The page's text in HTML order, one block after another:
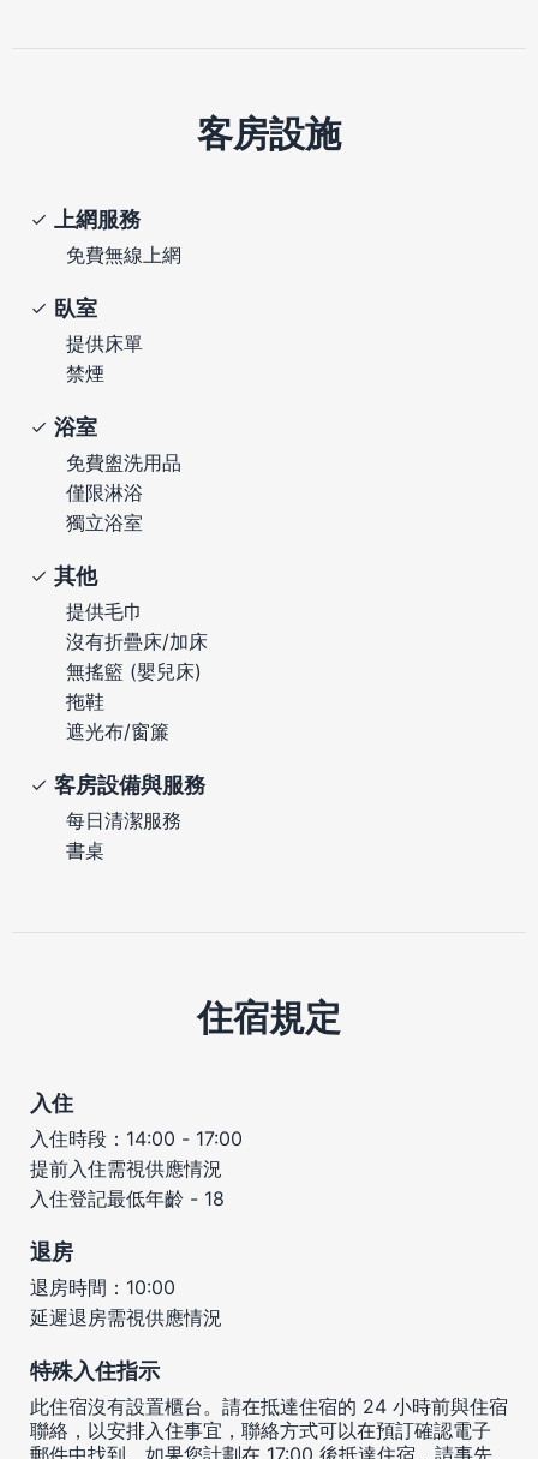
客房設施
上網服務
免費無線上網
臥室
提供床單
禁煙
浴室
免費盥洗用品
僅限淋浴
獨立浴室
其他
提供毛巾
沒有折疊床/加床
無搖籃 (嬰兒床)
拖鞋
遮光布/窗簾
客房設備與服務
每日清潔服務
書桌
住宿規定
入住
入住時段：14:00 - 17:00
提前入住需視供應情況
入住登記最低年齡 - 18
退房
退房時間：10:00
延遲退房需視供應情況
特殊入住指示
此住宿沒有設置櫃台。請在抵達住宿的 24 小時前與住宿
聯絡，以安排入住事宜，聯絡方式可以在預訂確認電子
郵件中找到。如果您計劃在 17:00 後抵達住宿，請事先